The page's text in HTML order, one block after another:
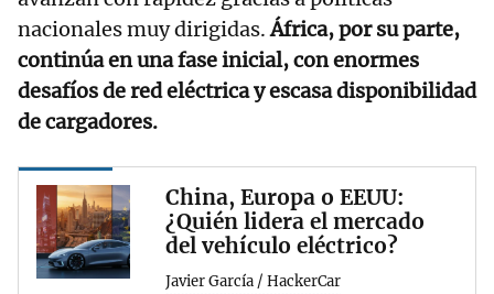
nacionales muy dirigidas.África, por su parte,
continúa en una fase inicial, con enormes
desafíos de red eléctrica y escasa disponibilidad
de cargadores.
China, Europa o EEUU:
¿Quién lidera el mercado
del vehículo eléctrico?
Javier García / HackerCar